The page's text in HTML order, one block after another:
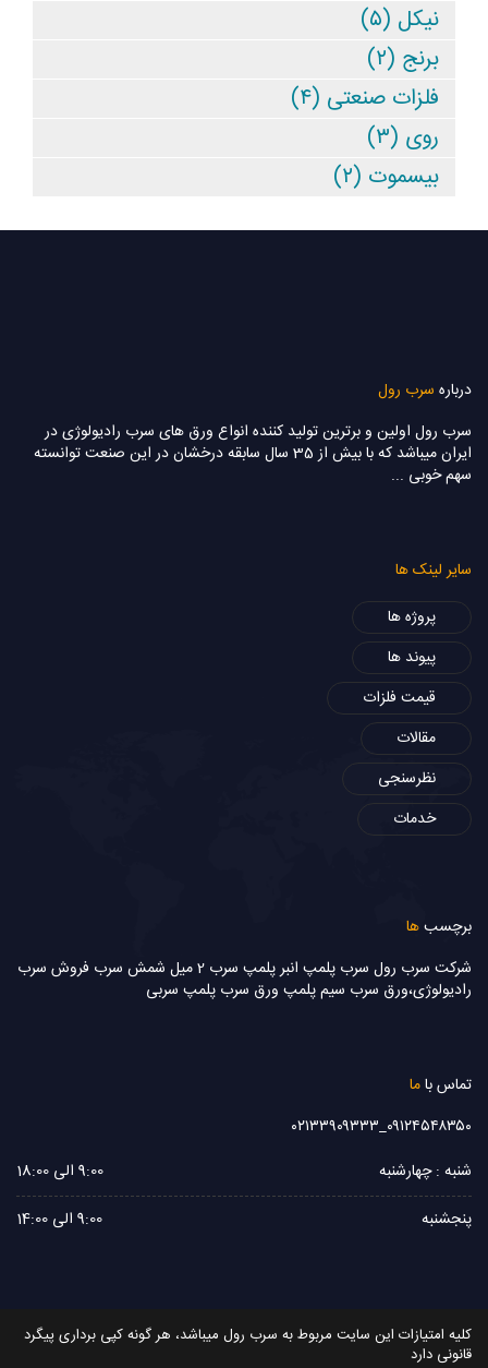
نیکل (۵)
برنج (۲)
فلزات صنعتی (۴)
روی (۳)
بیسموت (۲)
درباره سرب رول
سرب رول اولین و برترین تولید کننده انواع ورق های سرب رادیولوژی در
ایران میباشد که با بيش از 35 سال سابقه درخشان در این صنعت توانسته
سهم خوبی ...
سایر لینک ها
پروژه ها
پیوند ها
قیمت فلزات
مقالات
نظرسنجی
خدمات
برچسبها
شرکت سرب رول سرب پلمپ انبر پلمپ سرب 2 میل شمش سرب فروش سرب
رادیولوژی،ورق سرب سیم پلمپ ورق سرب پلمپ سربی
تماس باما
۰۹۱۲۴۵۴۸۳۵۰_۰۲۱۳۳۹۰۹۳۳۳
9:00 الی 18:00
شنبه : چهارشنبه
9:00 الی 14:00
پنجشنبه
کلیه امتیازات این سایت مربوط به سرب رول میباشد، هر گونه کپی برداری پیگرد
قانونی دارد